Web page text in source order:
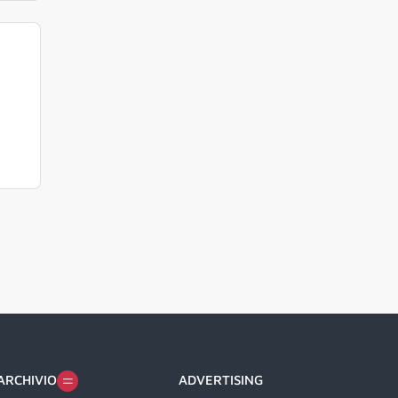
ADVERTISING